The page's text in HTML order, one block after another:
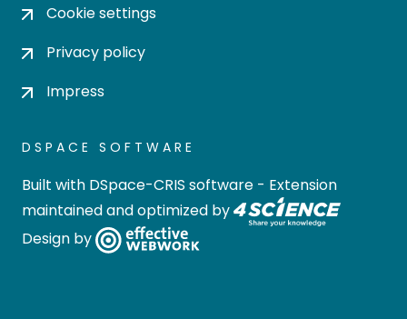
Cookie settings
Privacy policy
Impress
DSPACE SOFTWARE
Built with DSpace-CRIS software - Extension
maintained and optimized by
Design by